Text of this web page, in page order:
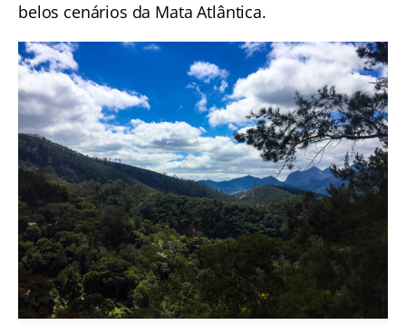
belos cenários da Mata Atlântica.